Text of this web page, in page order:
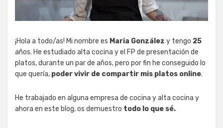
¡Hola a todo/as! Mi nombre es Maria González y tengo 25
años. He estudiado alta cocina y el FP de presentación de
platos, durante un par de años, pero por fin he conseguido lo
que quería, poder vivir de compartir mis platos online.
He trabajado en alguna empresa de cocina y alta cocina y
ahora en este blog, os demuestro todo lo que sé.